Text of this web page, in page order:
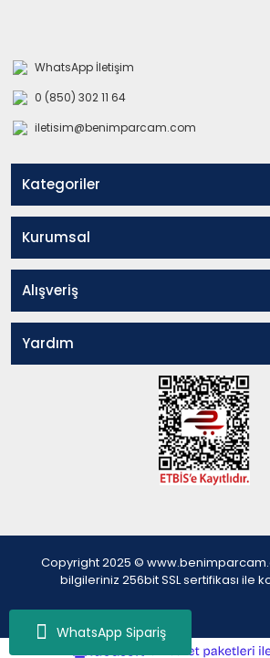
WhatsApp Sipariş
WhatsApp İletişim
0 (850) 302 11 64
iletisim@benimparcam.com
Kategoriler
Kurumsal
Alışveriş
Yardım
Copyright 2025 ©
bilgileriniz 256bit SSL sertifikası ile
e-